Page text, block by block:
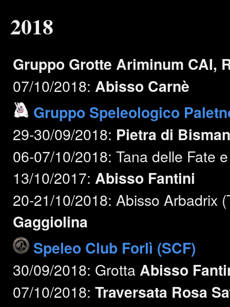
2018
Gruppo Grotte Ariminum CAI,
07/10/2018: Abisso Carnè
Gruppo Speleologico
29-30/09/2018: Pietra di
06-07/10/2018: Tana delle Fate
13/10/2017: Abisso Fantini
20-21/10/2018: Abisso Arbadrix
Gaggiolina
Speleo Club Forlì (SCF)
30/09/2018: GrottaAbisso
07/10/2018: Traversata Rosa